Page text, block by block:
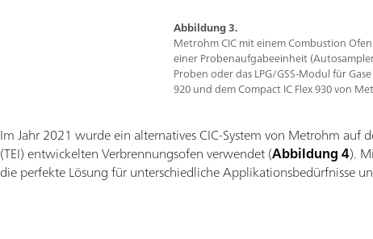
Abbildung 3.
Metrohm CIC mit einem Combustion
einer Probenaufgabeeinheit
Proben oder das LPG/GSS-Modul für
920 und dem Compact IC Flex 930 von
Im Jahr 2021 wurde ein alternatives CIC-System von Metrohm auf
(TEI) entwickelten Verbrennungsofen verwendet (Abbildung 4).
die perfekte Lösung für unterschiedliche Applikationsbedürfnisse